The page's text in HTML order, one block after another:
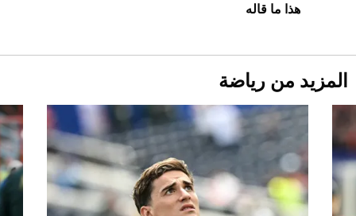
Aston Martin Valiant: على هوى الأبطال
هذا ما قاله
المزيد من رياضة